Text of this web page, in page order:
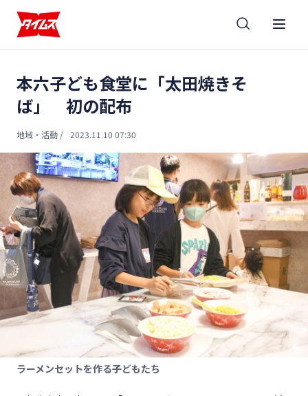
本六子ども食堂に「太田焼きそ
ば」 初の配布
地域・活動 / 2023.11.10 07:30
ラーメンセットを作る子どもたち